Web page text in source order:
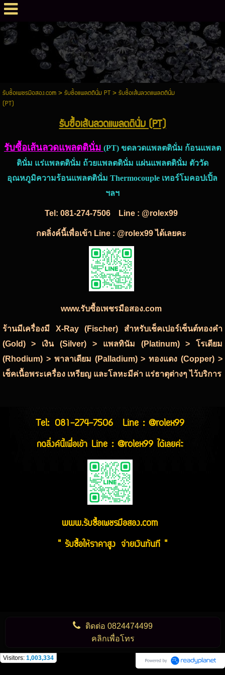
รับซื้อเพชรมือสอง.com> รับซื้อแพลตตินั่ม PT> รับซื้อเส้นลวดแพลตตินั่ม
(PT)
รับซื้อเส้นลวดแพลตตินั่ม (PT)
รับซื้อเส้นลวดแพลตตินั่ม (PT) ขดลวดแพลตตินั่ม ก้อนแพลต
ตินั่ม แร่แพลตตินั่ม ถ้วยแพลตตินั่ม แผ่นแพลตตินั่ม ตัววัด
อุณหภูมิความร้อนแพลตตินั่ม Thermocouple เทอร์โมคอปเปิ้ล
ฯลฯ
Tel:081-274-7506 Line : @rolex99
กดลิ่งค์นี้เพื่อเข้า Line : @rolex99 ได้เลยคะ
www.รับซื้อเพชรมือสอง.com
ร้านมีเครื่องมี X-Ray (Fischer) สำหรับเช็คเปอร์เซ็นต์ทองคำ
(Gold) > เงิน (Silver) > แพลทินัม (Platinum) > โรเดียม
(Rhodium) > พาลาเดียม (Palladium) > ทองแดง (Copper) >
เช็คเนื้อพระเครื่อง เหรียญ และโลหะมีค่า แร่ธาตุต่างๆ ไว้บริการ
Tel: 081-274-7506
Line : @rolex99
กดลิ่งค์นี้เพื่อเข้า Line : @rolex99 ได้เลยค่ะ
www.รับซื้อเพชรมือสอง.com
" รับซื้อให้ราคาสูง จ่ายเงินทันที "
ติดต่อ0824474499
คลิกเพื่อโทร
Visitors: 1,003,334